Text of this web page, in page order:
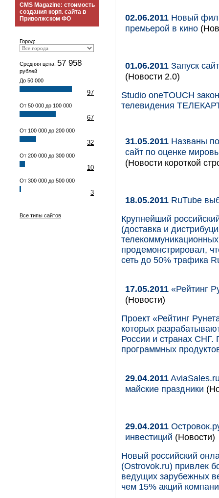
CMS Magazine: стоимость
создания корп. сайта в
Приволжском ФО
Город:
Средняя цена: 57 958
рублей
До 50 000
97
От 50 000 до 100 000
67
От 100 000 до 200 000
32
От 200 000 до 300 000
10
От 300 000 до 500 000
3
Все типы сайтов
02.06.2011 Новый
премьерой в кино
01.06.2011 Запуск
(Новости 2.0)
Studio oneTOUCH
телевидения
31.05.2011 Названы
сайт по оценке
(Новости короткой
18.05.2011 RuTube
Крупнейший
(доставка и
продемонстрировал,
сеть до 50% трафика
17.05.2011 «Рейтинг
(Новости)
Проект «Рейтинг
которых
России и странах
программных
29.04.2011
майские праздники
29.04.2011
инвестиций (Новости)
Новый российский
(Ostrovok.ru) привлек
ведущих зарубежных
чем 15% акций